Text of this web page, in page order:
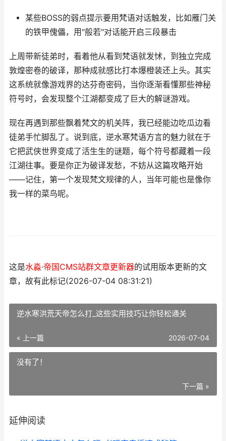
某些BOSS的弱点提示要用梵语对话触发，比如雁门关
的铁甲傀儡，用"般若"对话能开启三段暴击
上周带新徒弟时，看着他从看到梵语就发怵，到独立完成
敦煌密卷的破译，那种成就感比打本爆橙装还上头。其实
这系统就像游戏界的达芬奇密码，当你逐渐看懂那些神秘
符号时，会发现整个江湖都变成了巨大的解谜游戏。
现在再遇到那些飘着梵文的机关阵，我已经能边吃瓜边看
徒弟手忙脚乱了。说到底，逆水寒梵语方言的魅力就在于
它把武侠世界变成了活生生的谜题，每个符号都藏着一段
江湖往事。要是你正为破译发愁，不妨从这篇攻略开始
——记住，第一个发现梵文规律的人，当年可能也是像你
我一样的菜鸟呢。
这是水淼·帝国CMS站群文章更新器的试用版本更新的文
章，故有此标记(2026-07-04 08:31:21)
逆水寒洪荒天帝怎么打_这些实用技巧让你轻松通关
« 上一篇 2026-07-04
没有了！
下一篇 »
延伸阅读